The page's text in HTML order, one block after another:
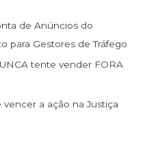
de Anúncios do
para Gestores de Tráfego
tente vender FORA
a ação na Justiça